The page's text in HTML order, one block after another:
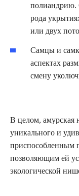
полиандрию.
рода
или двух
Самцы и
аспектах
смену
В целом, амурская
уникального и
приспособленным
позволяющим ей
экологической